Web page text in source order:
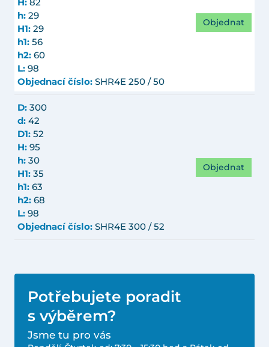
H: 82
h: 29
H1: 29
h1: 56
h2: 60
L: 98
Objednací číslo: SHR4E 250 / 50
Objednat
D: 300
d: 42
D1: 52
H: 95
h: 30
H1: 35
h1: 63
h2: 68
L: 98
Objednací číslo: SHR4E 300 / 52
Objednat
Potřebujete poradit
s výběrem?
Jsme tu pro vás